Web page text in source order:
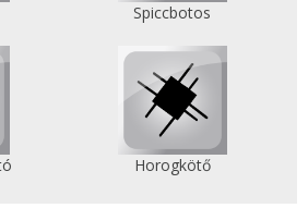
Spiccbotos
Horogkötő